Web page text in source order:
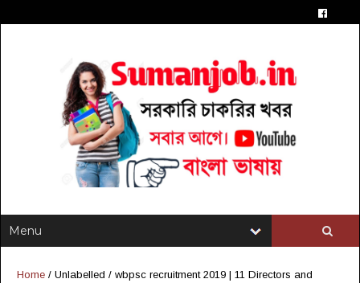
Home / Unlabelled / wbpsc recruitment 2019 | 11 Directors and